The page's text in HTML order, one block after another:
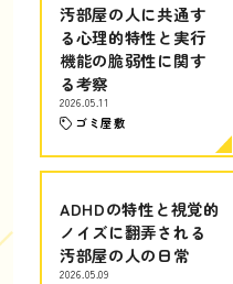
汚部屋の人に共通す
る心理的特性と実行
機能の脆弱性に関す
る考察
2026.05.11
ゴミ屋敷
ADHDの特性と視覚的
ノイズに翻弄される
汚部屋の人の日常
2026.05.09